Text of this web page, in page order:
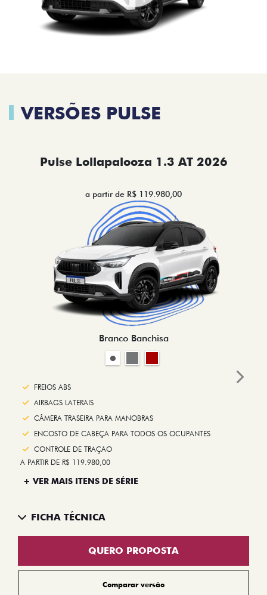
VERSÕES PULSE
Pulse Lollapalooza 1.3 AT 2026
a partir de R$ 119.980,00
Branco Banchisa
FREIOS ABS
AIRBAGS LATERAIS
CÂMERA TRASEIRA PARA MANOBRAS
ENCOSTO DE CABEÇA PARA TODOS OS OCUPANTES
CONTROLE DE TRAÇÃO
A PARTIR DE R$ 119.980,00
+ VER MAIS ITENS DE SÉRIE
FICHA TÉCNICA
QUERO PROPOSTA
Comparar versão
Next